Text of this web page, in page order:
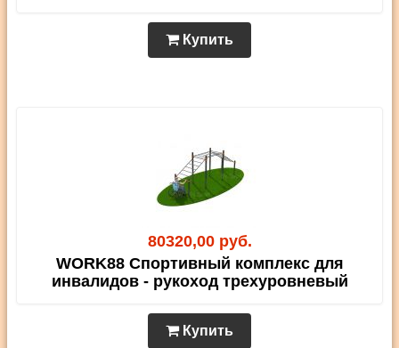
Купить
80320,00 руб.
WORK88 Спортивный комплекс для
инвалидов - рукоход трехуровневый
Купить